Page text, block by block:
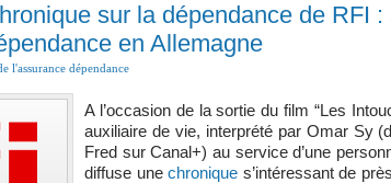
sur la dépendance de RFI :
en Allemagne
l'assurance dépendance
A l’occasion de la sortie du film “Les
auxiliaire de vie, interprété par Omar Sy
Fred sur Canal+) au service d’une
diffuse unechronique s’intéressant de